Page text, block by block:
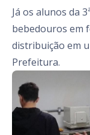
Já os alunos da
bebedouros em
distribuição em
Prefeitura.